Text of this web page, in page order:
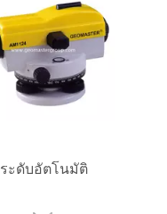
ระดับอัตโนมัติ